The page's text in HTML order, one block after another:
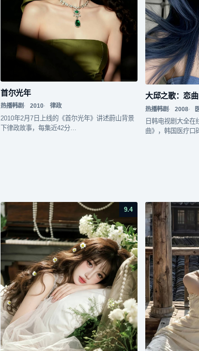
首尔光年
热播韩剧 2010 律政
2010年2月7日上线的《首尔光年》讲述蔚山背景
下律政故事，每集近42分…
大邱之歌：恋曲
热播韩剧 2008
日韩电视剧大全在
曲》，韩国医疗
9.4